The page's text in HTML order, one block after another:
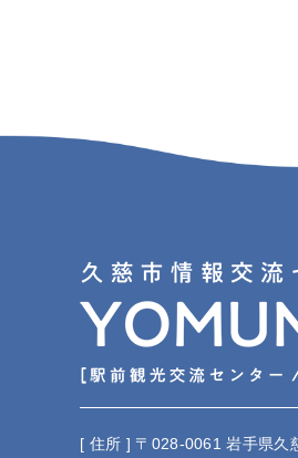
[ 住所 ] 〒028-0061 岩手県久